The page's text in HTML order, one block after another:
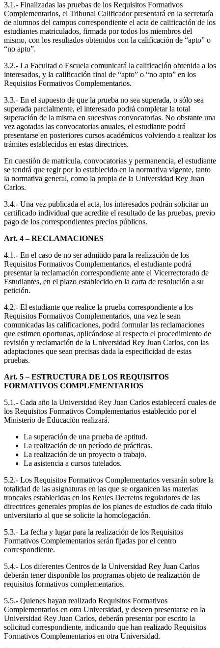
3.1.- Finalizadas las pruebas de los Requisitos Formativos
Complementarios, el Tribunal Calificador presentará en la secretaría
de alumnos del campus correspondiente el acta de calificación de los
estudiantes matriculados, firmada por todos los miembros del
mismo, con los resultados obtenidos con la calificación de “apto” o
“no apto”.
3.2.- La Facultad o Escuela comunicará la calificación obtenida a los
interesados, y la calificación final de “apto” o “no apto” en los
Requisitos Formativos Complementarios.
3.3.- En el supuesto de que la prueba no sea superada, o sólo sea
superada parcialmente, el interesado podrá completar la total
superación de la misma en sucesivas convocatorias. No obstante una
vez agotadas las convocatorias anuales, el estudiante podrá
presentarse en posteriores cursos académicos volviendo a realizar los
trámites establecidos en estas directrices.
En cuestión de matrícula, convocatorias y permanencia, el estudiante
se tendrá que regir por lo establecido en la normativa vigente, tanto
la normativa general, como la propia de la Universidad Rey Juan
Carlos.
3.4.- Una vez publicada el acta, los interesados podrán solicitar un
certificado individual que acredite el resultado de las pruebas, previo
pago de los correspondientes precios públicos.
Art. 4 – RECLAMACIONES
4.1.- En el caso de no ser admitido para la realización de los
Requisitos Formativos Complementarios, el estudiante podrá
presentar la reclamación correspondiente ante el Vicerrectorado de
Estudiantes, en el plazo establecido en la carta de resolución a su
petición.
4.2.- El estudiante que realice la prueba correspondiente a los
Requisitos Formativos Complementarios, una vez le sean
comunicadas las calificaciones, podrá formular las reclamaciones
que estimen oportunas, aplicándose al respecto el procedimiento de
revisión y reclamación de la Universidad Rey Juan Carlos, con las
adaptaciones que sean precisas dada la especificidad de estas
pruebas.
Art. 5 – ESTRUCTURA DE LOS REQUISITOS
FORMATIVOS COMPLEMENTARIOS
5.1.- Cada año la Universidad Rey Juan Carlos establecerá cuales de
los Requisitos Formativos Complementarios establecido por el
Ministerio de Educación realizará.
La superación de una prueba de aptitud.
La realización de un período de prácticas.
La realización de un proyecto o trabajo.
La asistencia a cursos tutelados.
5.2.- Los Requisitos Formativos Complementarios versarán sobre la
totalidad de las asignaturas en las que se organicen las materias
troncales establecidas en los Reales Decretos reguladores de las
directrices generales propias de los planes de estudios de cada título
universitario al que se solicite la homologación.
5.3.- La fecha y lugar para la realización de los Requisitos
Formativos Complementarios serán fijadas por el centro
correspondiente.
5.4.- Los diferentes Centros de la Universidad Rey Juan Carlos
deberán tener disponible los programas objeto de realización de
requisitos formativos complementarios.
5.5.- Quienes hayan realizado Requisitos Formativos
Complementarios en otra Universidad, y deseen presentarse en la
Universidad Rey Juan Carlos, deberán presentar por escrito la
solicitud correspondiente, indicando que han realizado Requisitos
Formativos Complementarios en otra Universidad.